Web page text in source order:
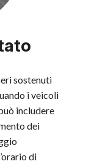
sostenuti
i veicoli
includere
dei
di